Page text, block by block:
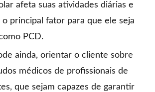
afeta suas atividades diárias e
o principal fator para que ele seja
PCD.
ainda, orientar o cliente sobre
médicos de profissionais de
que sejam capazes de garantir